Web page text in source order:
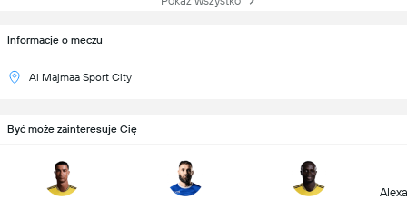
Informacje o meczu
Al Majmaa Sport City
Być może zainteresuje Cię